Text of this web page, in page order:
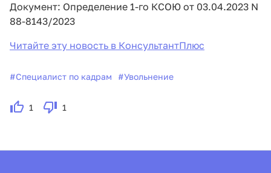
Документ: Определение 1-го КСОЮ от 03.04.2023 N
88-8143/2023
Читайте эту новость в КонсультантПлюс
#Специалист по кадрам #Увольнение
1 1